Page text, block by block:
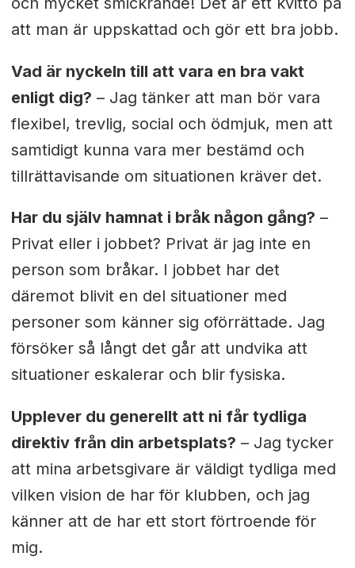
att man är uppskattad och gör ett bra jobb.
Vad är nyckeln till att vara en bra vakt
enligt dig? – Jag tänker att man bör vara
flexibel, trevlig, social och ödmjuk, men att
samtidigt kunna vara mer bestämd och
tillrättavisande om situationen kräver det.
Har du själv hamnat i bråk någon gång? –
Privat eller i jobbet? Privat är jag inte en
person som bråkar. I jobbet har det
däremot blivit en del situationer med
personer som känner sig oförrättade. Jag
försöker så långt det går att undvika att
situationer eskalerar och blir fysiska.
Upplever du generellt att ni får tydliga
direktiv från din arbetsplats? – Jag tycker
att mina arbetsgivare är väldigt tydliga med
vilken vision de har för klubben, och jag
känner att de har ett stort förtroende för
mig.